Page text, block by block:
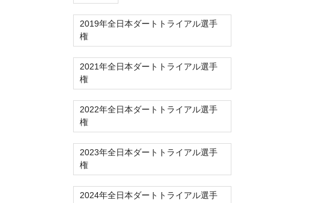
2019年全日本ダートトライアル選手
権
2021年全日本ダートトライアル選手
権
2022年全日本ダートトライアル選手
権
2023年全日本ダートトライアル選手
権
2024年全日本ダートトライアル選手